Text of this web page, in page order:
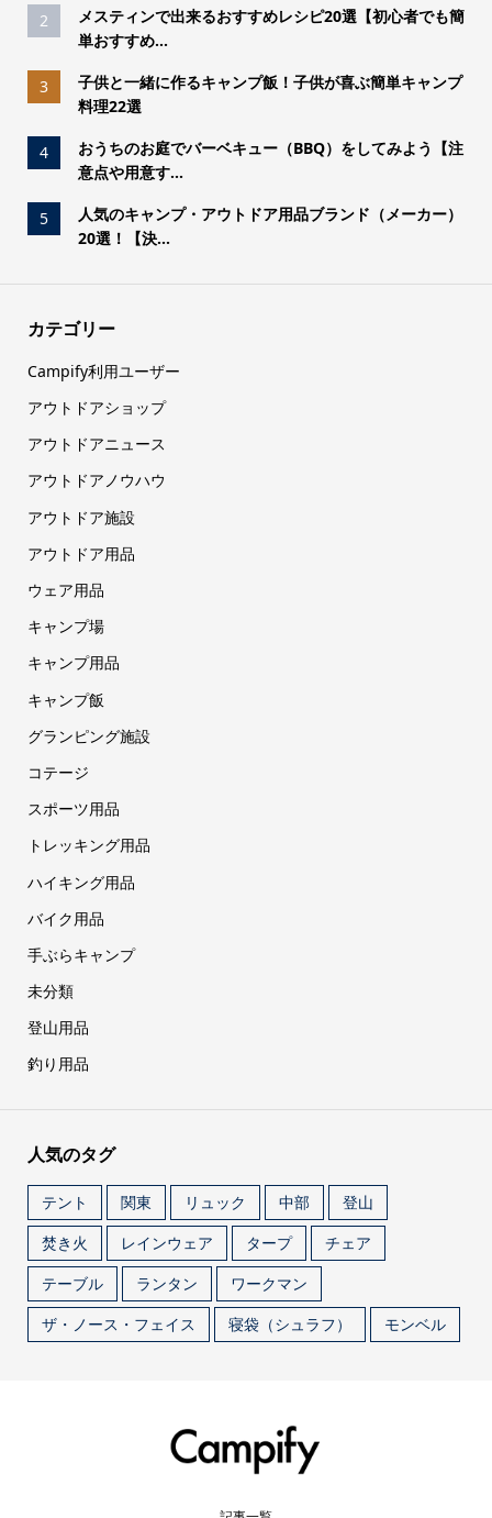
2
メスティンで出来るおすすめレシピ20選【初心者でも簡
単おすすめ...
3
子供と一緒に作るキャンプ飯！子供が喜ぶ簡単キャンプ
料理22選
4
おうちのお庭でバーベキュー（BBQ）をしてみよう【注
意点や用意す...
5
人気のキャンプ・アウトドア用品ブランド（メーカー）
20選！【決...
カテゴリー
Campify利用ユーザー
アウトドアショップ
アウトドアニュース
アウトドアノウハウ
アウトドア施設
アウトドア用品
ウェア用品
キャンプ場
キャンプ用品
キャンプ飯
グランピング施設
コテージ
スポーツ用品
トレッキング用品
ハイキング用品
バイク用品
手ぶらキャンプ
未分類
登山用品
釣り用品
人気のタグ
テント 関東 リュック 中部
登山
焚き火
レインウェア タープ
チェア
テーブル
ランタン
ワークマン
ザ・ノース・フェイス
寝袋（シュラフ） モンベル